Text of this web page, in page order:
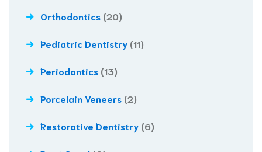
Orthodontics (20)
Pediatric Dentistry (11)
Periodontics (13)
Porcelain Veneers (2)
Restorative Dentistry (6)